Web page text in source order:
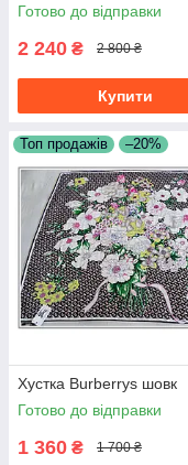
Готово до відправки
2 240 ₴ 2 800 ₴
Купити
Топ продажів –20%
Хустка Burberrys шовк
Готово до відправки
1 360 ₴ 1 700 ₴